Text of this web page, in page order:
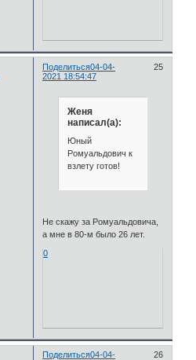
Поделиться 25
04-04-
2021 18:54:47
Женя
написал(а):
Юный
Ромуальдович к
взлету готов!
Не скажу за Ромуальдовича,
а мне в 80-м было 26 лет.
0
Поделиться 26
04-04-